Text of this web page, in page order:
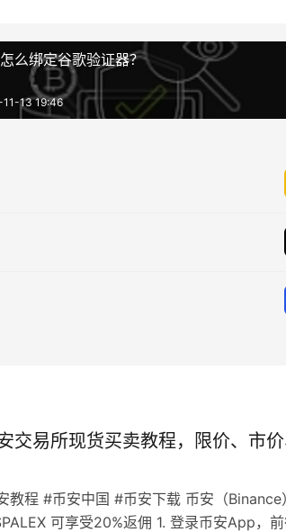
么绑定谷歌验证器？
13 19:46
交易所现货买卖教程，限价、市
教程 #币安中国 #币安下载 币安（Binance
可享受20%返佣 1. 登录币安App，